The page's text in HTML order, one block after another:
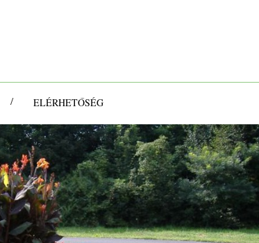
/ ELÉRHETŐSÉG